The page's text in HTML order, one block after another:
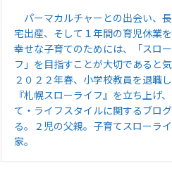
パーマカルチャーとの出会い、
宅出産、そして１年間の育児休業を
幸せな子育てのためには、「スロ
フ」を目指すことが大切であると気
２０２２年春、小学校教員を退職し
『札幌スローライフ』を立ち上げ
て・ライフスタイルに関するブロ
る。２児の父親。子育てスローラ
家。